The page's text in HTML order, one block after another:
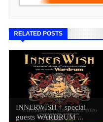
RELATED POSTS
INNERWISH + special
guests WARDRUM ...